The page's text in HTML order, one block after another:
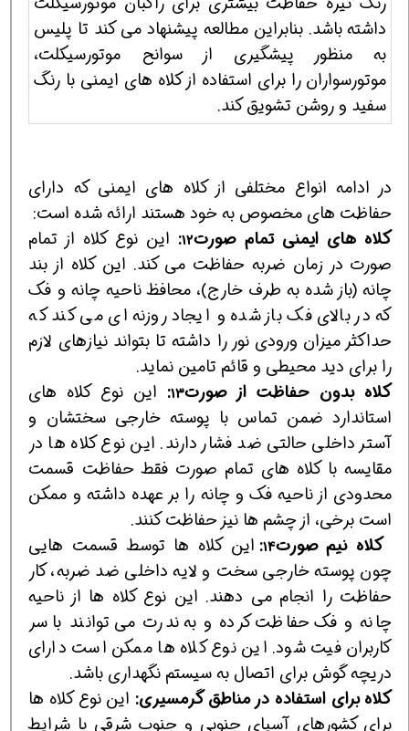
داشته باشد. بنابراین مطالعه پیشنهاد می کند تا پلیس
به منظور پیشگیری از سوانح موتورسیکلت،
موتورسواران را برای استفاده از کلاه های ایمنی با رنگ
سفید و روشن تشویق کند.
در ادامه انواع مختلفی از کلاه های ایمنی که دارای
حفاظت های مخصوص به خود هستند ارائه شده است:
کلاه های ایمنی تمام صورت12
: این نوع کلاه از تمام
صورت در زمان ضربه حفاظت می کند. این کلاه از بند
چانه (باز شده به طرف خارج)، محافظ ناحیه چانه و فک
که در بالای فک باز شده و ایجاد روزنه ای می کند که
حداکثر میزان ورودی نور را داشته تا بتواند نیازهای لازم
را برای دید محیطی و قائم تامین نماید.
کلاه بدون حفاظت از صورت13
: این نوع کلاه های
استاندارد ضمن تماس با پوسته خارجی سختشان و
آستر داخلی حالتی ضد فشار دارند. این نوع کلاه ها در
مقایسه با کلاه های تمام صورت فقط حفاظت قسمت
محدودی از ناحیه فک و چانه را بر عهده داشته و ممکن
است برخی، از چشم ها نیز حفاظت کنند.
کلاه نیم صورت14
: این کلاه ها توسط قسمت هایی
چون پوسته خارجی سخت و لایه داخلی ضد ضربه، کار
حفاظت را انجام می دهند. این نوع کلاه ها از ناحیه
چانه و فک حفاظت کرده و به ندرت می توانند با سر
کاربران فیت شود. این نوع کلاه ها ممکن است دارای
دریچه گوش برای اتصال به سیستم نگهداری باشد.
کلاه برای استفاده در مناطق گرمسیری: این نوع کلاه ها
برای کشورهای آسیای جنوبی و جنوب شرقی با شرایط